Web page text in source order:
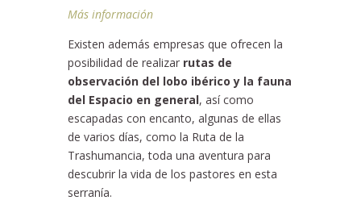
Más información
Existen además empresas que ofrecen la
posibilidad de realizar rutas de
observación del lobo ibérico y la fauna
del Espacio en general, así como
escapadas con encanto, algunas de ellas
de varios días, como la Ruta de la
Trashumancia, toda una aventura para
descubrir la vida de los pastores en esta
serranía.